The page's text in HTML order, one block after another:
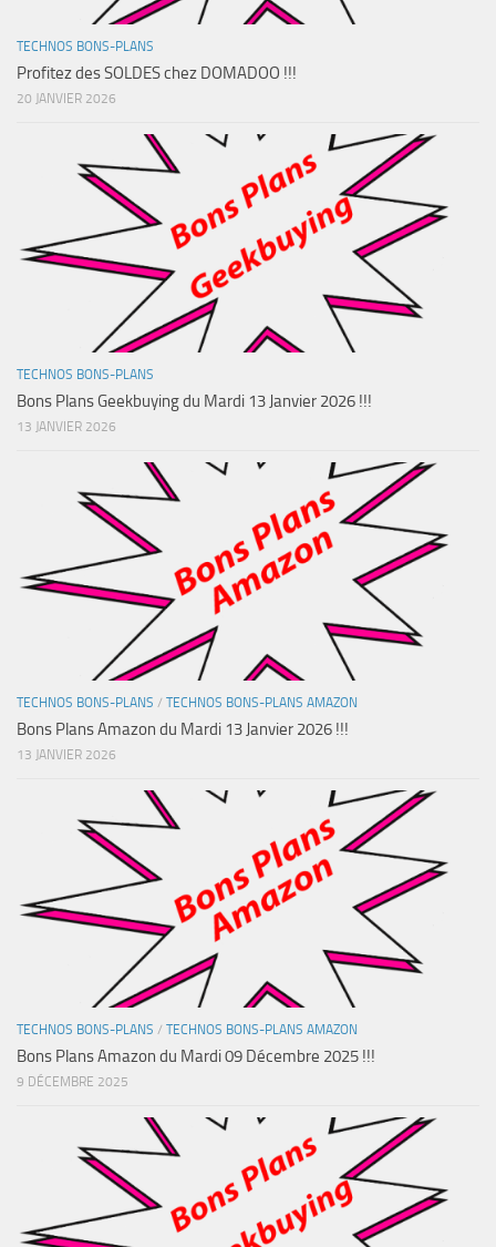
TECHNOS BONS-PLANS
Profitez des SOLDES chez DOMADOO !!!
20 JANVIER 2026
TECHNOS BONS-PLANS
Bons Plans Geekbuying du Mardi 13 Janvier 2026 !!!
13 JANVIER 2026
TECHNOS BONS-PLANS / TECHNOS BONS-PLANS AMAZON
Bons Plans Amazon du Mardi 13 Janvier 2026 !!!
13 JANVIER 2026
TECHNOS BONS-PLANS / TECHNOS BONS-PLANS AMAZON
Bons Plans Amazon du Mardi 09 Décembre 2025 !!!
9 DÉCEMBRE 2025